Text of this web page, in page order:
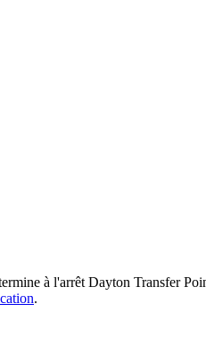
à l'arrêt Dayton Transfer
.